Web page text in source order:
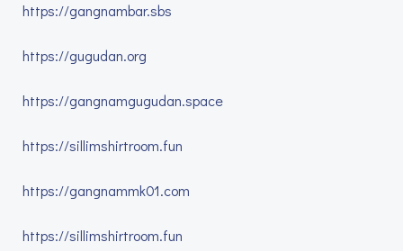
https://gangnambar.sbs
https://gugudan.org
https://gangnamgugudan.space
https://sillimshirtroom.fun
https://gangnammk01.com
https://sillimshirtroom.fun